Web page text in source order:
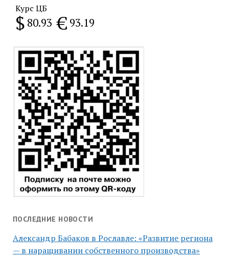
Курс ЦБ
$ 80.93 € 93.19
ПОСЛЕДНИЕ НОВОСТИ
Александр Бабаков в Рославле: «Развитие региона
— в наращивании собственного производства»